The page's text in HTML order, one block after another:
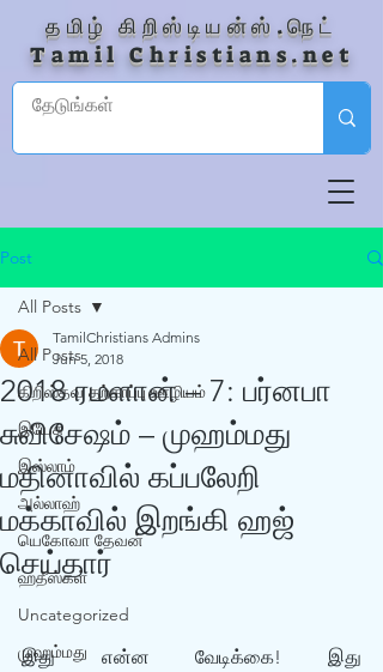
தமிழ் கிறிஸ்டியன்ஸ்.நெட்
Tamil Christians.net
Post
All Posts
கிறிஸ்தவ தற்காப்பு ஊழியம்
இயேசு
இஸ்லாம்
அல்லாஹ்
யெகோவா தேவன்
ஹதீஸ்கள்
Uncategorized
முஹம்மது
All Posts
2018 ரமளான் – 7: பர்னபா
சுவிசேஷம் – முஹம்மது
மதினாவில் கப்பலேறி
மக்காவில் இறங்கி ஹஜ்
செய்தார்
TamilChristians Admins
Jun 5, 2018
இது என்ன வேடிக்கை! இது